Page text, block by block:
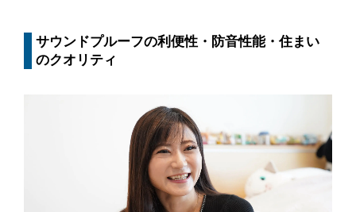
サウンドプルーフの利便性・防音性能・住まい
のクオリティ